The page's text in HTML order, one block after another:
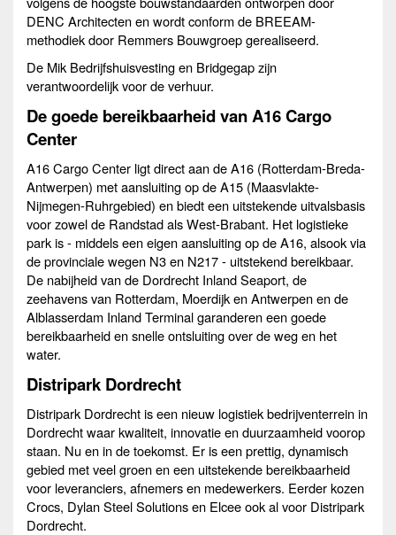
DENC Architecten en wordt conform de BREEAM-
methodiek door Remmers Bouwgroep gerealiseerd.
De Mik Bedrijfshuisvesting en Bridgegap zijn
verantwoordelijk voor de verhuur.
De goede bereikbaarheid van A16 Cargo
Center
A16 Cargo Center ligt direct aan de A16 (Rotterdam-Breda-
Antwerpen) met aansluiting op de A15 (Maasvlakte-
Nijmegen-Ruhrgebied) en biedt een uitstekende uitvalsbasis
voor zowel de Randstad als West-Brabant. Het logistieke
park is - middels een eigen aansluiting op de A16, alsook via
de provinciale wegen N3 en N217 - uitstekend bereikbaar.
De nabijheid van de Dordrecht Inland Seaport, de
zeehavens van Rotterdam, Moerdijk en Antwerpen en de
Alblasserdam Inland Terminal garanderen een goede
bereikbaarheid en snelle ontsluiting over de weg en het
water.
Distripark Dordrecht
Distripark Dordrecht is een nieuw logistiek bedrijventerrein in
Dordrecht waar kwaliteit, innovatie en duurzaamheid voorop
staan. Nu en in de toekomst. Er is een prettig, dynamisch
gebied met veel groen en een uitstekende bereikbaarheid
voor leveranciers, afnemers en medewerkers. Eerder kozen
Crocs, Dylan Steel Solutions en Elcee ook al voor Distripark
Dordrecht.